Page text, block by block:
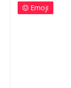
Emoji